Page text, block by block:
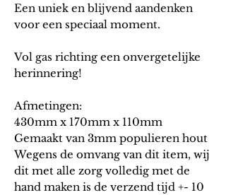
Een uniek en blijvend aandenken
voor een speciaal moment.
Vol gas richting een onvergetelijke
herinnering!
Afmetingen:
430mm x 170mm x 110mm
Gemaakt van 3mm populieren hout
Wegens de omvang van dit item, wij
dit met alle zorg volledig met de
hand maken is de verzend tijd +- 10